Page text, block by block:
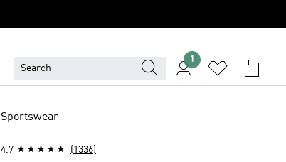
1
Sportswear
4.7 (1336)